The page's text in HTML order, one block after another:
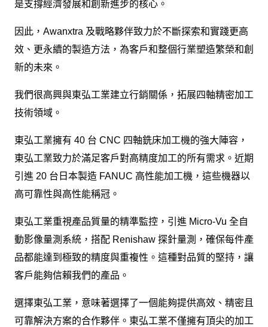
是支撐經濟發展和創新進步的核心。
因此，Awanxtra 及戰略夥伴致力於不斷探索和實踐更高
效、更永續的製造方法，為客戶和整個行業塑造繁榮和創
新的未來。
我們很高興與東弘工業建立行銷關係，拓展四軸精密加工
技術領域。
東弘工業擁有 40 台 CNC 四軸銑床加工機的強大陣容，
東弘工業致力於滿足客戶對高精度加工的所有需求。近期
引進 20 台日本製造 FANUC 高性能加工機，這些機器以
高可靠性與高性能稱冠。
東弘工業重視產品質量的精準監控，引進 Micro-Vu 全自
動影像量測系統，搭配 Renishaw 探針量測，確保每件產
品都能達到極致的精度與重複性。這種對品質的堅持，讓
客戶能夠信賴我們的產品。
選擇東弘工業，意味著選擇了一個能夠提供高效、精密且
可靠解決方案的合作夥伴。東弘工業不僅擁有頂尖的加工